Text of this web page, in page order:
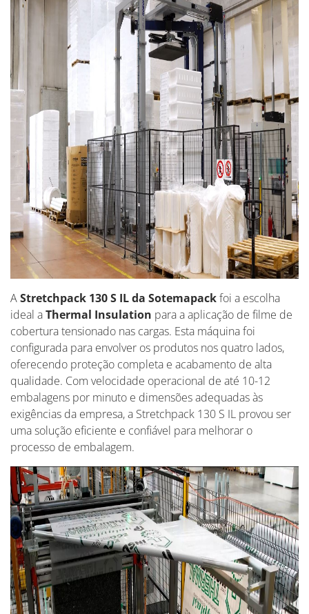
AStretchpack 130 S IL da Sotemapackfoi a escolha
ideal aThermal Insulation para a aplicação de filme de
cobertura tensionado nas cargas. Esta máquina foi
configurada para envolver os produtos nos quatro lados,
oferecendo proteção completa e acabamento de alta
qualidade. Com velocidade operacional de até 10-12
embalagens por minuto e dimensões adequadas às
exigências da empresa, a Stretchpack 130 S IL provou ser
uma solução eficiente e confiável para melhorar o
processo de embalagem.